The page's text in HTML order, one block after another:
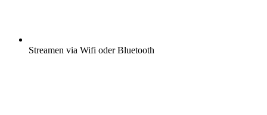
Streamen via Wifi oder Bluetooth